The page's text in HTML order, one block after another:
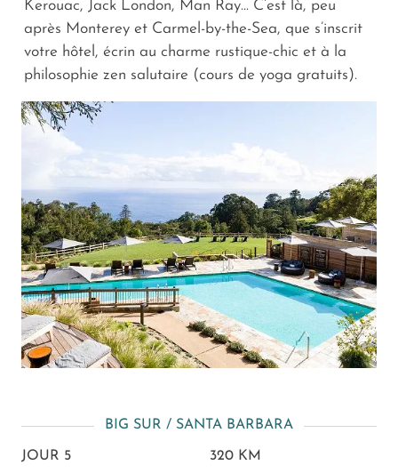
Kerouac, Jack London, Man Ray... C’est là, peu
après Monterey et Carmel-by-the-Sea, que s’inscrit
votre hôtel, écrin au charme rustique-chic et à la
philosophie zen salutaire (cours de yoga gratuits).
BIG SUR / SANTA BARBARA
JOUR 5 320 KM